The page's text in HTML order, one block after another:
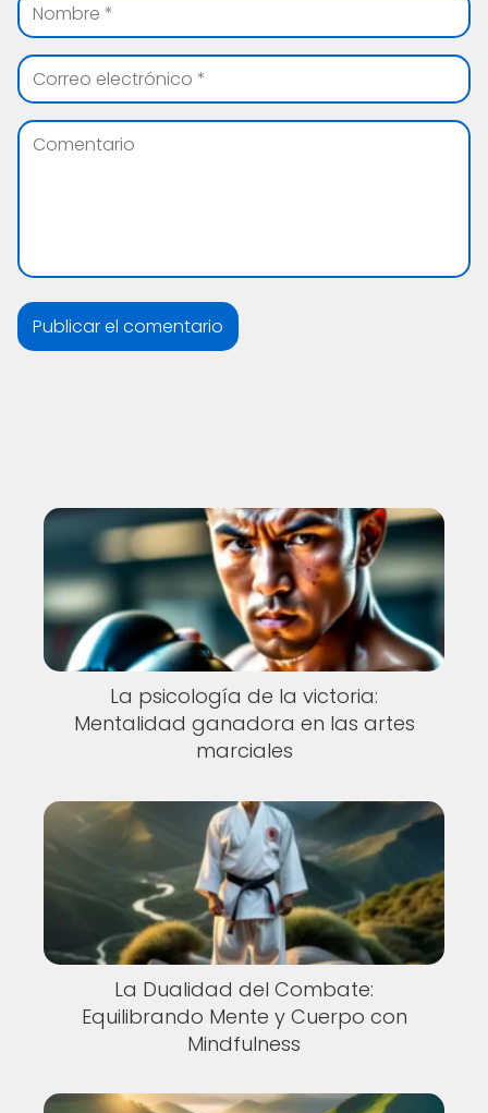
La psicología de la victoria:
Mentalidad ganadora en las artes
marciales
La Dualidad del Combate:
Equilibrando Mente y Cuerpo con
Mindfulness